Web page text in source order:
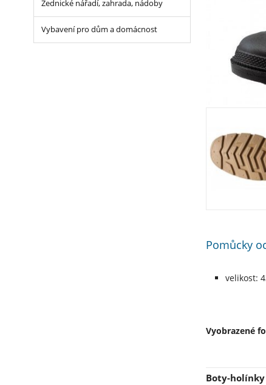
Pomůcky
velikost:
Vyobrazené
Boty-holínky
Zednické nářadí, zahrada, nádoby
Vybavení pro dům a domácnost